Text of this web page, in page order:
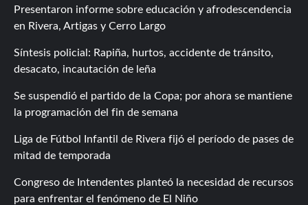
Presentaron informe sobre educación y afrodescendencia
en Rivera, Artigas y Cerro Largo
Síntesis policial: Rapiña, hurtos, accidente de tránsito,
desacato, incautación de leña
Se suspendió el partido de la Copa; por ahora se mantiene
la programación del fin de semana
Liga de Fútbol Infantil de Rivera fijó el período de pases de
mitad de temporada
Congreso de Intendentes planteó la necesidad de recursos
para enfrentar el fenómeno de El Niño